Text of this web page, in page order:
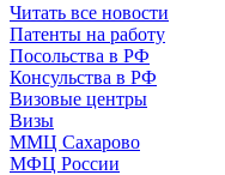
Читать все новости
Патенты на работу
Посольства в РФ
Консульства в РФ
Визовые центры
Визы
ММЦ Сахарово
МФЦ России